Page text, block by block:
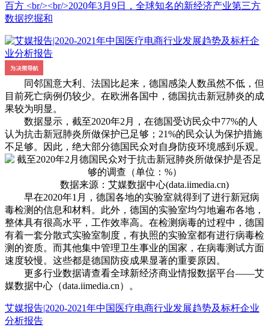
百方 <br/><br/>2020年3月9日，全球知名的新经济产业第三方
数据挖掘和
同邻国意大利、法国比起来，德国感染人数虽然不低，但
目前死亡病例仍较少。在欧洲各国中，德国抗击新冠肺炎的成
果较为明显。
数据显示，截至2020年2月，在德国受访民众中77%的人
认为抗击新冠肺炎所做保护已足够；21%的民众认为保护措施
不足够。因此，绝大部分德国民众对自身防疫环境感到乐观。
数据来源：艾媒数据中心(data.iimedia.cn)
早在2020年1月，德国各地的实验室就得到了进行新冠病
毒检测的信息和材料。此外，德国的实验室均匀地遍布各地，
整体具有很高水平，工作效率高。在检测病毒的过程中，德国
有着一套分散式实验室制度，有执照的实验室都有进行病毒检
测的资质。而其他集中管理卫生事业的国家，在病毒测试方面
速度较慢。这些都是德国防疫成果显著的重要原因。
更多行业数据请查看全球新经济商业情报数据平台——艾
媒数据中心（data.iimedia.cn）。
艾媒报告|2020-2021年中国医疗电商行业发展趋势及标杆企业
分析报告